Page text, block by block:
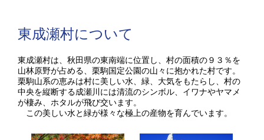
東成瀬村について
東成瀬村は、秋田県の東南端に位置し、村の面積の９３％を
山林原野が占める、栗駒国定公園の山々に抱かれた村です。
栗駒山系の恵みは村に美しい水、緑、大気をもたらし、村の
中央を縦断する成瀬川には清流のシンボル、イワナやヤマメ
が棲み、ホタルが飛び交います。
この美しい水と緑が様々な極上の産物を育んでいます。